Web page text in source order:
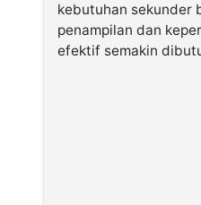
kebutuhan sekunder
penampilan dan
efektif semakin